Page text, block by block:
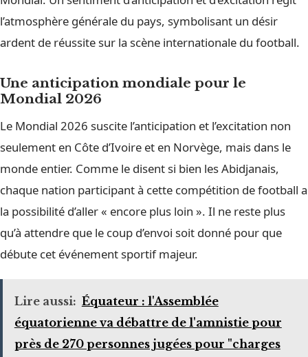
l’atmosphère générale du pays, symbolisant un désir
ardent de réussite sur la scène internationale du football.
Une anticipation mondiale pour le
Mondial 2026
Le Mondial 2026 suscite l’anticipation et l’excitation non
seulement en Côte d’Ivoire et en Norvège, mais dans le
monde entier. Comme le disent si bien les Abidjanais,
chaque nation participant à cette compétition de football a
la possibilité d’aller « encore plus loin ». Il ne reste plus
qu’à attendre que le coup d’envoi soit donné pour que
débute cet événement sportif majeur.
Lire aussi: Équateur : l'Assemblée
équatorienne va débattre de l'amnistie pour
près de 270 personnes jugées pour "charges